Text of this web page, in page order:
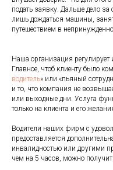
подать заявку. Дальше дело
лишь дождаться машины,
путешествием в
Наша организация регулирует
Главное, чтоб клиенту было
водитель» или «пьяный
и то, что компания не
или выходные дни. Услуга
только на клиента и его
Водители наших фирм с
предоставляется
инвалидностью или другими
чем на 5 часов, можно